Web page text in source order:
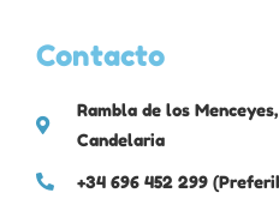
Contacto
Rambla de los
Candelaria
+34 696 452 299